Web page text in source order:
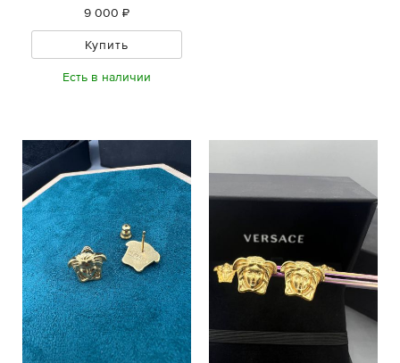
9 000 ₽
Купить
Есть в наличии